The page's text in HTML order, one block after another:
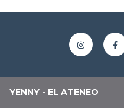
YENNY - EL ATENEO